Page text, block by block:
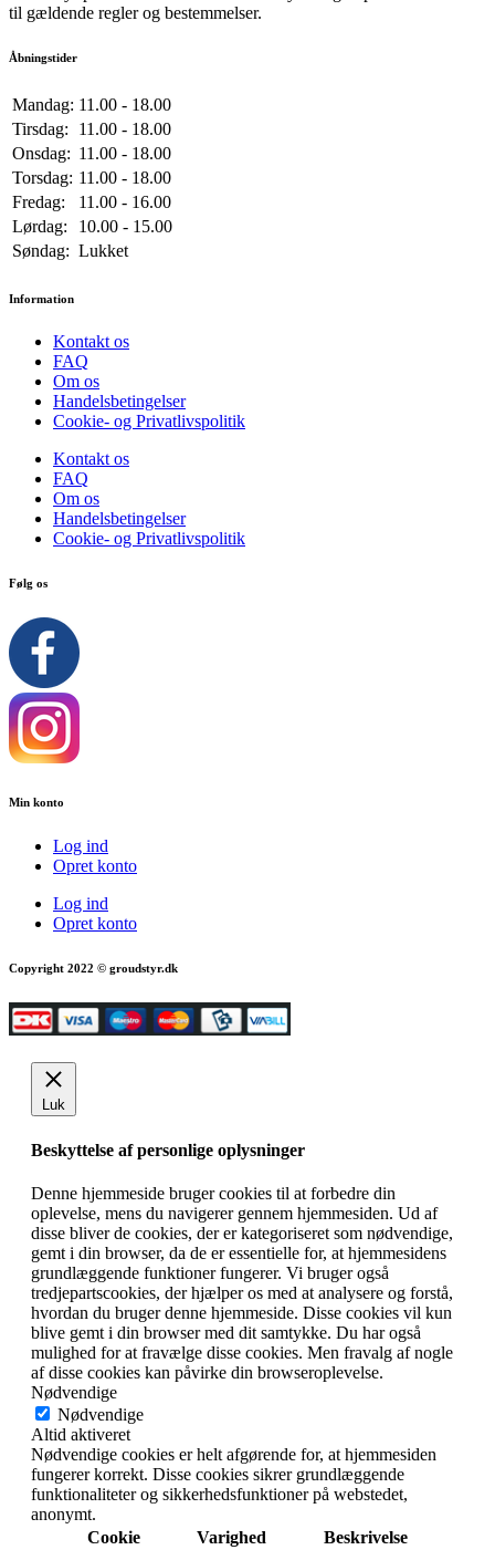
til gældende regler og bestemmelser.
Åbningstider
Mandag: 11.00 - 18.00
Tirsdag:
11.00 - 18.00
Onsdag: 11.00 - 18.00
Torsdag: 11.00 - 18.00
Fredag:
11.00 - 16.00
Lørdag:
10.00 - 15.00
Søndag: Lukket
Information
Kontakt os
FAQ
Om os
Handelsbetingelser
Cookie- og Privatlivspolitik
Kontakt os
FAQ
Om os
Handelsbetingelser
Cookie- og Privatlivspolitik
Følg os
Min konto
Log ind
Opret konto
Log ind
Opret konto
Copyright 2022 © groudstyr.dk
Luk
Beskyttelse af personlige oplysninger
Denne hjemmeside bruger cookies til at forbedre din
oplevelse, mens du navigerer gennem hjemmesiden. Ud af
disse bliver de cookies, der er kategoriseret som nødvendige,
gemt i din browser, da de er essentielle for, at hjemmesidens
grundlæggende funktioner fungerer. Vi bruger også
tredjepartscookies, der hjælper os med at analysere og forstå,
hvordan du bruger denne hjemmeside. Disse cookies vil kun
blive gemt i din browser med dit samtykke. Du har også
mulighed for at fravælge disse cookies. Men fravalg af nogle
af disse cookies kan påvirke din browseroplevelse.
Nødvendige
Nødvendige
Altid aktiveret
Nødvendige cookies er helt afgørende for, at hjemmesiden
fungerer korrekt. Disse cookies sikrer grundlæggende
funktionaliteter og sikkerhedsfunktioner på webstedet,
anonymt.
Cookie
Varighed Beskrivelse